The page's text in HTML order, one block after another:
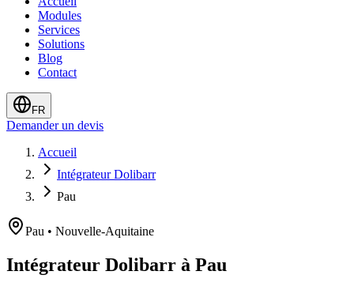
Modules
Services
Solutions
Blog
Contact
FR
Demander un devis
Accueil
Intégrateur Dolibarr
Pau
Pau • Nouvelle-Aquitaine
Intégrateur Dolibarr à Pau